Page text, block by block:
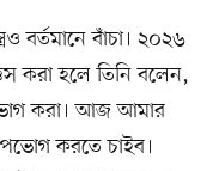
বর্তমানে বাঁচা। ২০২৬
করা হলে তিনি বলেন,
করা। আজ আমার
করতে চাইব।